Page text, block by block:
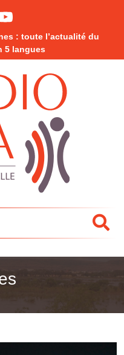
: toute l’actualité du
5 langues